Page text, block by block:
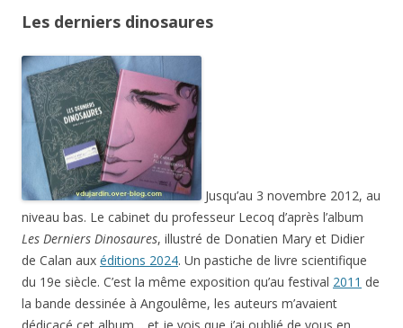
Les derniers dinosaures
Jusqu’au 3 novembre 2012, au
niveau bas. Le cabinet du professeur Lecoq d’après l’album
Les Derniers Dinosaures, illustré de Donatien Mary et Didier
de Calan aux éditions 2024. Un pastiche de livre scientifique
du 19e siècle. C’est la même exposition qu’au festival 2011 de
la bande dessinée à Angoulême, les auteurs m’avaient